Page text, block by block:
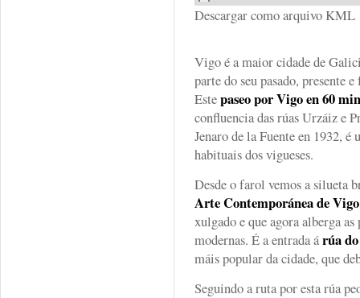
Descargar como arquivo KML
Vigo é a maior cidade de
parte do seu pasado, presente
Estepaseo por Vigo en 60
confluencia das rúas Urzáiz e
Jenaro de la Fuente en 1932, é
habituais dos vigueses.
Desde o farol vemos a silueta
Arte Contemporánea de Vigo
xulgado e que agora alberga
modernas. É a entrada árúa
máis popular da cidade, que
Seguindo a ruta por esta rúa